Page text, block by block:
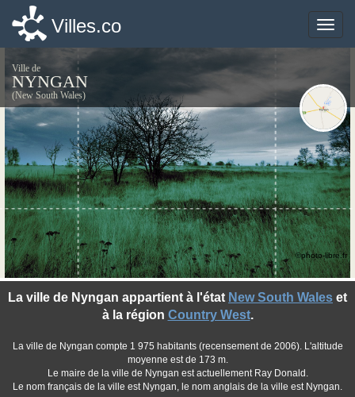
Toggle
Villes.co
Ville de
NYNGAN
(New South Wales)
La ville de Nyngan appartient à l'état New South Wales et
à la région Country West.
La ville de Nyngan compte 1 975 habitants (recensement de 2006). L'altitude
moyenne est de 173 m.
Le maire de la ville de Nyngan est actuellement Ray Donald.
Le nom français de la ville est Nyngan, le nom anglais de la ville est Nyngan.
©photo-libre.fr
Toggle
Villes.co